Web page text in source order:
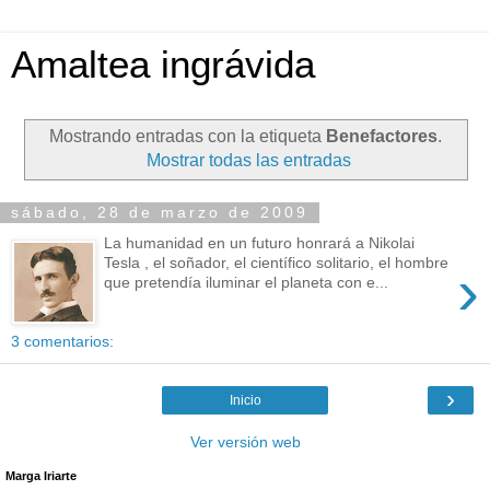
Amaltea ingrávida
Mostrando entradas con la etiqueta Benefactores.
Mostrar todas las entradas
sábado, 28 de marzo de 2009
›
La humanidad en un futuro honrará a Nikolai
Tesla , el soñador, el científico solitario, el hombre
que pretendía iluminar el planeta con e...
3 comentarios:
›
Inicio
Ver versión web
Marga Iriarte